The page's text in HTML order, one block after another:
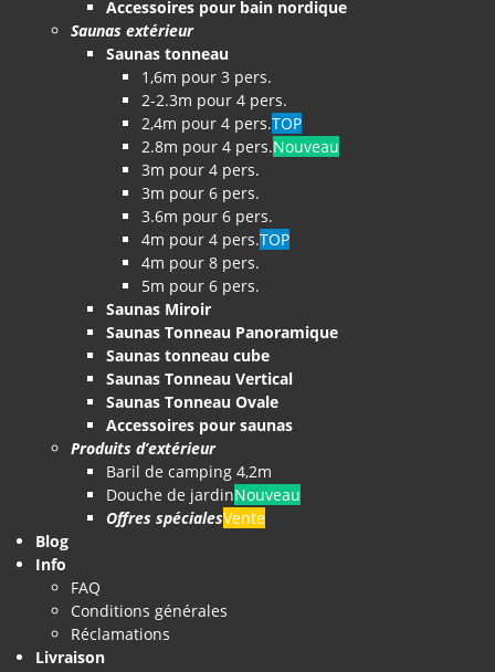
Accessoires pour bain nordique
Saunas extérieur
Saunas tonneau
1,6m pour 3 pers.
2-2.3m pour 4 pers.
2,4m pour 4 pers.TOP
2.8m pour 4 pers.Nouveau
3m pour 4 pers.
3m pour 6 pers.
3.6m pour 6 pers.
4m pour 4 pers.TOP
4m pour 8 pers.
5m pour 6 pers.
Saunas Miroir
Saunas Tonneau Panoramique
Saunas tonneau cube
Saunas Tonneau Vertical
Saunas Tonneau Ovale
Accessoires pour saunas
Produits d’extérieur
Baril de camping 4,2m
Douche de jardinNouveau
Offres spécialesVente
Blog
Info
FAQ
Conditions générales
Réclamations
Livraison